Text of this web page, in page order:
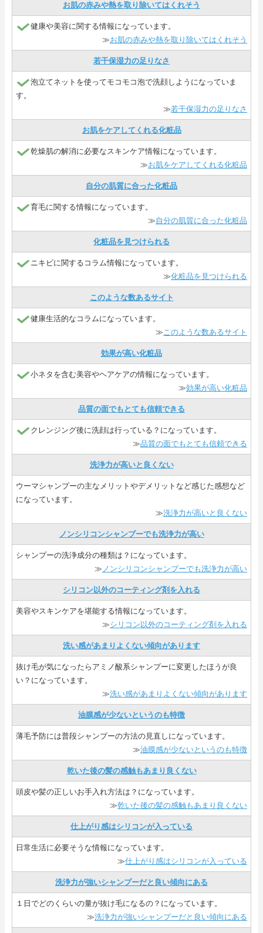
お肌の赤みや熱を取り除いてはくれそう
健康や美容に関する情報になっています。
≫お肌の赤みや熱を取り除いてはくれそう
若干保湿力の足りなさ
泡立てネットを使ってモコモコ泡で洗顔しようになっていま
す。
≫若干保湿力の足りなさ
お肌をケアしてくれる化粧品
乾燥肌の解消に必要なスキンケア情報になっています。
≫お肌をケアしてくれる化粧品
自分の肌質に合った化粧品
育毛に関する情報になっています。
≫自分の肌質に合った化粧品
化粧品を見つけられる
ニキビに関するコラム情報になっています。
≫化粧品を見つけられる
このような数あるサイト
健康生活的なコラムになっています。
≫このような数あるサイト
効果が高い化粧品
小ネタを含む美容やヘアケアの情報になっています。
≫効果が高い化粧品
品質の面でもとても信頼できる
クレンジング後に洗顔は行っている？になっています。
≫品質の面でもとても信頼できる
洗浄力が高いと良くない
ウーマシャンプーの主なメリットやデメリットなど感じた感想など
になっています。
≫洗浄力が高いと良くない
ノンシリコンシャンプーでも洗浄力が高い
シャンプーの洗浄成分の種類は？になっています。
≫ ノンシリコンシャンプーでも洗浄力が高い
シリコン以外のコーティング剤を入れる
美容やスキンケアを堪能する情報になっています。
≫シリコン以外のコーティング剤を入れる
洗い感があまりよくない傾向があります
抜け毛が気になったらアミノ酸系シャンプーに変更したほうが良
い？になっています。
≫洗い感があまりよくない傾向があります
油膜感が少ないというのも特徴
薄毛予防には普段シャンプーの方法の見直しになっています。
≫油膜感が少ないというのも特徴
乾いた後の髪の感触もあまり良くない
頭皮や髪の正しいお手入れ方法は？になっています。
≫乾いた後の髪の感触もあまり良くない
仕上がり感はシリコンが入っている
日常生活に必要そうな情報になっています。
≫仕上がり感はシリコンが入っている
洗浄力が強いシャンプーだと良い傾向にある
１日でどのくらいの量が抜け毛になるの？になっています。
≫洗浄力が強いシャンプーだと良い傾向にある